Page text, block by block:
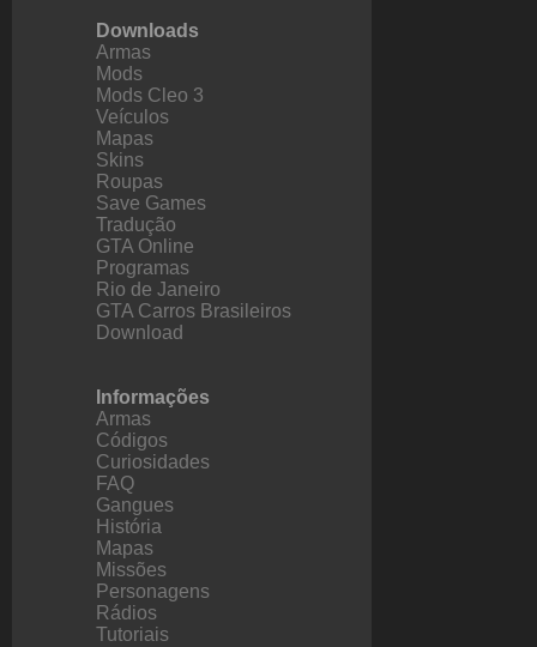
Downloads
Armas
Mods
Mods Cleo 3
Veículos
Mapas
Skins
Roupas
Save Games
Tradução
GTA Online
Programas
Rio de Janeiro
GTA Carros Brasileiros
Download
Informações
Armas
Códigos
Curiosidades
FAQ
Gangues
História
Mapas
Missões
Personagens
Rádios
Tutoriais